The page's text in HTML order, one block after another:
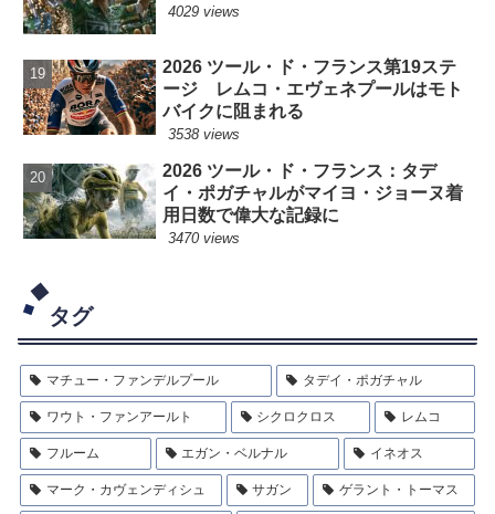
4029 views
2026 ツール・ド・フランス第19ステ
ージ レムコ・エヴェネプールはモト
バイクに阻まれる
3538 views
2026 ツール・ド・フランス：タデ
イ・ポガチャルがマイヨ・ジョーヌ着
用日数で偉大な記録に
3470 views
タグ
マチュー・ファンデルプール タデイ・ポガチャル
ワウト・ファンアールト シクロクロス レムコ
フルーム エガン・ベルナル イネオス
マーク・カヴェンディシュ サガン ゲラント・トーマス